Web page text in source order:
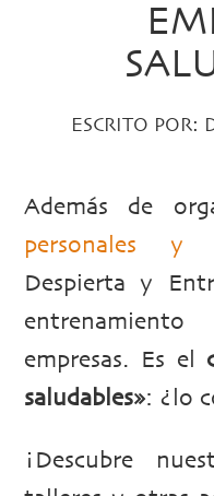
ESCRITO POR:
Además de
personales y
Despierta y
empresas. Es el
saludables»: ¿lo
¡Descubre